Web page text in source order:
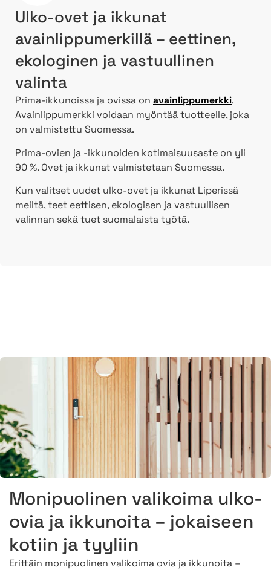
Ulko-ovet ja ikkunat
avainlippumerkillä – eettinen,
ekologinen ja vastuullinen
valinta
Prima-ikkunoissa ja ovissa on avainlippumerkki.
Avainlippumerkki voidaan myöntää tuotteelle, joka
on valmistettu Suomessa.
Prima-ovien ja -ikkunoiden kotimaisuusaste on yli
90 %. Ovet ja ikkunat valmistetaan Suomessa.
Kun valitset uudet ulko-ovet ja ikkunat Liperissä
meiltä, teet eettisen, ekologisen ja vastuullisen
valinnan sekä tuet suomalaista työtä.
Monipuolinen valikoima ulko-
ovia ja ikkunoita – jokaiseen
kotiin ja tyyliin
Erittäin monipuolinen valikoima ovia ja ikkunoita –